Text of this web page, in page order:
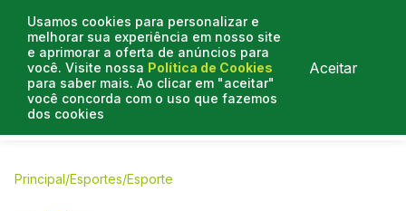
Usamos cookies para personalizar e
melhorar sua experiência em nosso site
e aprimorar a oferta de anúncios para
você. Visite nossa Política de Cookies
para saber mais. Ao clicar em "aceitar"
você concorda com o uso que fazemos
dos cookies
Aceitar
E.C Bahia
Principal/Esportes/Esporte